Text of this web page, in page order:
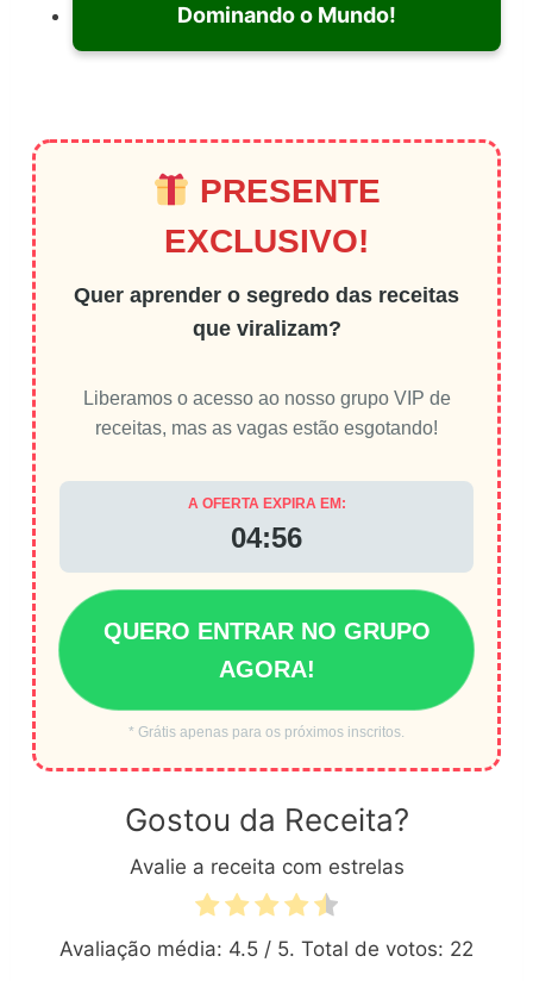
Dominando o Mundo!
PRESENTE
EXCLUSIVO!
Quer aprender o segredo das receitas
que viralizam?
Liberamos o acesso ao nosso grupo VIP de
receitas, mas as vagas estão esgotando!
A OFERTA EXPIRA EM:
04:56
QUERO ENTRAR NO GRUPO
AGORA!
* Grátis apenas para os próximos inscritos.
Gostou da Receita?
Avalie a receita com estrelas
Avaliação média: 4.5 / 5. Total de votos: 22